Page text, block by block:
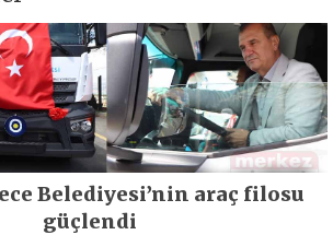
Belediyesi’nin araç filosu
güçlendi